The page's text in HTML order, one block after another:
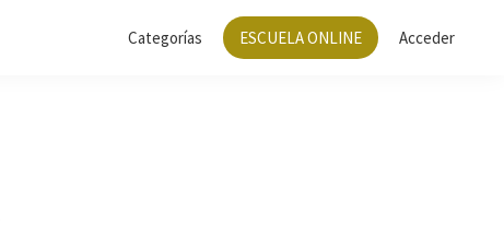
Categorías ESCUELA ONLINE Acceder